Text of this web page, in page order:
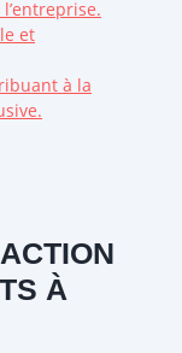
et
à la
À